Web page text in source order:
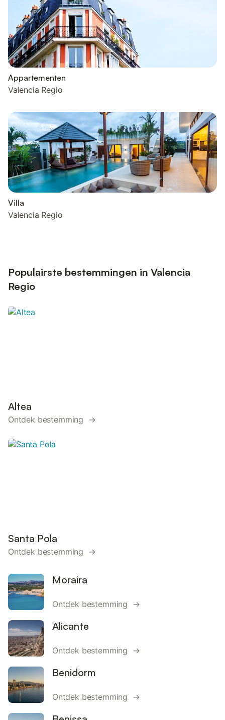
Appartementen
Valencia Regio
Villa
Valencia Regio
Populairste bestemmingen in Valencia
Regio
Altea
Ontdek bestemming →
Santa Pola
Ontdek bestemming →
Moraira
Ontdek bestemming →
Alicante
Ontdek bestemming →
Benidorm
Ontdek bestemming →